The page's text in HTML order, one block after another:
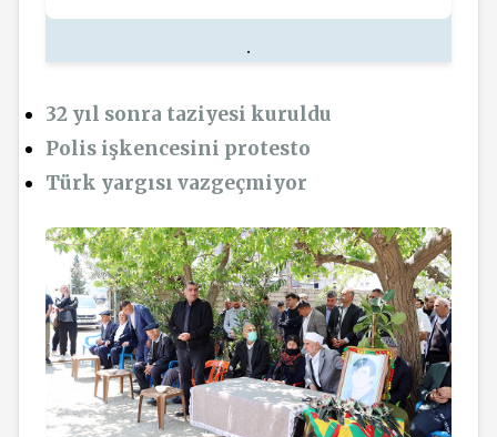
.
32 yıl sonra taziyesi kuruldu
Polis işkencesini protesto
Türk yargısı vazgeçmiyor